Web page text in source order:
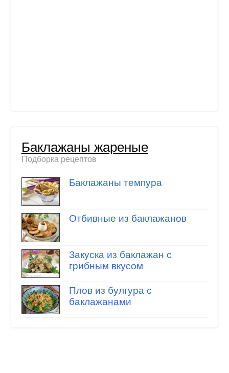
Баклажаны жареные
Подборка рецептов
Баклажаны темпура
Отбивные из баклажанов
Закуска из баклажан с
грибным вкусом
Плов из булгура с
баклажанами